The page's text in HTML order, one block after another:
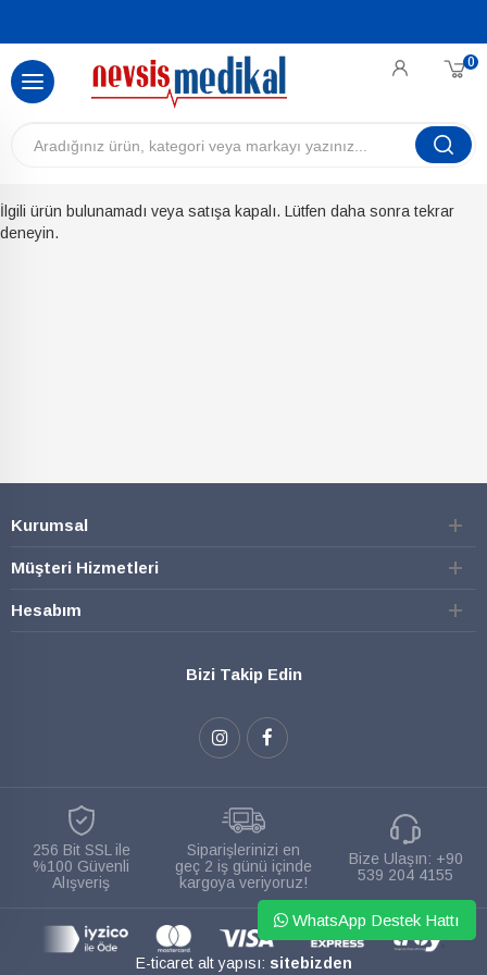
0
İlgili ürün bulunamadı veya satışa kapalı. Lütfen daha sonra tekrar
deneyin.
Kurumsal
Müşteri Hizmetleri
Hesabım
Bizi Takip Edin
256 Bit SSL ile
%100 Güvenli
Alışveriş
Siparişlerinizi en
geç 2 iş günü içinde
kargoya veriyoruz!
Bize Ulaşın: +90
539 204 4155
E-ticaret alt yapısı: sitebizden
WhatsApp Destek Hattı